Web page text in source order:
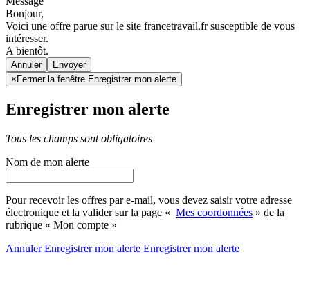
Bonjour,
Voici une offre parue sur le site francetravail.fr susceptible de vous
intéresser.
A bientôt.
Annuler
× Fermer la fenêtre Enregistrer mon alerte
Enregistrer mon alerte
Tous les champs sont obligatoires
Nom de mon alerte
Pour recevoir les offres par e-mail, vous devez saisir votre adresse
électronique et la valider sur la page « Mes coordonnées » de la
rubrique « Mon compte »
AnnulerEnregistrer mon alerte Enregistrermon alerte